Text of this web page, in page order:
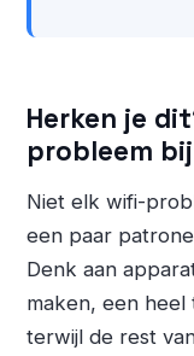
Herken je
probleem
Niet elk wifi-
een paar
Denk aan
maken, een
terwijl de rest